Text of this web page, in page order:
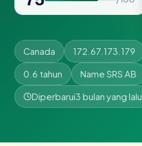
Canada 172.67.173.179
0.6 tahun Name SRS AB
Diperbarui3 bulan yang lalu